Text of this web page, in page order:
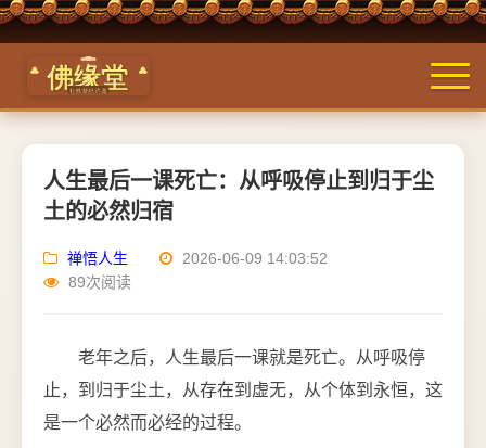
人生最后一课死亡：从呼吸停止到归于尘
土的必然归宿
禅悟人生
2026-06-09 14:03:52
89次阅读
老年之后，人生最后一课就是死亡。从呼吸停
止，到归于尘土，从存在到虚无，从个体到永恒，这
是一个必然而必经的过程。